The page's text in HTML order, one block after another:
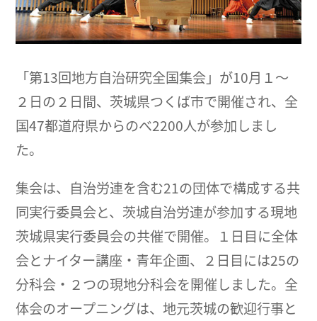
「第13回地方自治研究全国集会」が10月１～
２日の２日間、茨城県つくば市で開催され、全
国47都道府県からのべ2200人が参加しまし
た。
集会は、自治労連を含む21の団体で構成する共
同実行委員会と、茨城自治労連が参加する現地
茨城県実行委員会の共催で開催。１日目に全体
会とナイター講座・青年企画、２日目には25の
分科会・２つの現地分科会を開催しました。全
体会のオープニングは、地元茨城の歓迎行事と